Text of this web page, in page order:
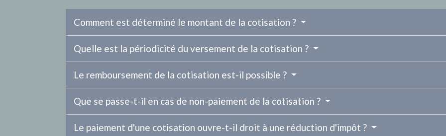
Comment est déterminé le montant de la cotisation ?
Quelle est la périodicité du versement de la cotisation ?
Le remboursement de la cotisation est-il possible ?
Que se passe-t-il en cas de non-paiement de la cotisation ?
Le paiement d'une cotisation ouvre-t-il droit à une réduction d'impôt ?